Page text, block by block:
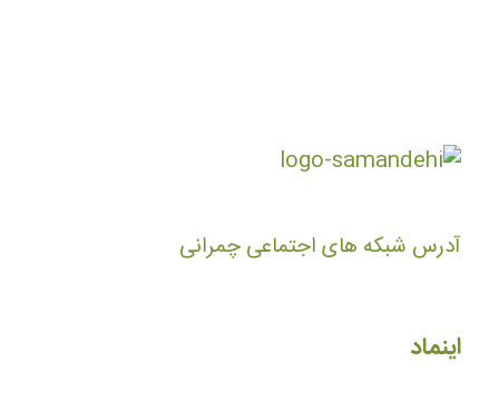
آدرس شبکه های اجتماعی چمرانی
اینماد